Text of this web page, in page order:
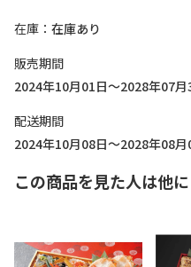
在庫
在庫あり
販売期間
2024年10月01日～2028年07月
配送期間
2024年10月08日～2028年08月
この商品を見た人は他